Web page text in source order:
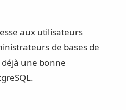
aux utilisateurs
de bases de
une bonne